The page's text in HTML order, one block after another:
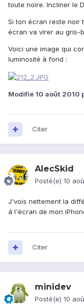
toute noire. Incliner le
Si ton écran reste noir
écran va virer au gris-
Voici une image qui
luminosité à fond :
Modifié 10 août 2010
Citer
AlecSkid
Posté(e) 10
J'vois nettement la
á l'écran de mon
Citer
minidev
Posté(e) 10